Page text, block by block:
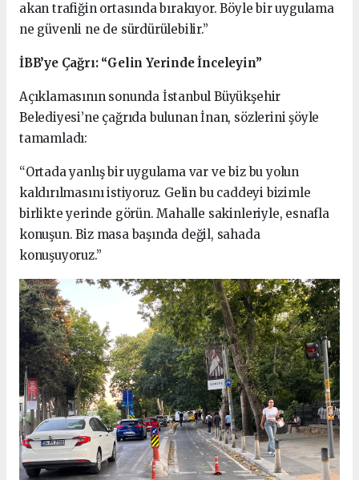
akan trafiğin ortasında bırakıyor. Böyle bir uygulama
ne güvenli ne de sürdürülebilir.”
İBB’ye Çağrı: “Gelin Yerinde İnceleyin”
Açıklamasının sonunda İstanbul Büyükşehir
Belediyesi’ne çağrıda bulunan İnan, sözlerini şöyle
tamamladı:
“Ortada yanlış bir uygulama var ve biz bu yolun
kaldırılmasını istiyoruz. Gelin bu caddeyi bizimle
birlikte yerinde görün. Mahalle sakinleriyle, esnafla
konuşun. Biz masa başında değil, sahada
konuşuyoruz.”